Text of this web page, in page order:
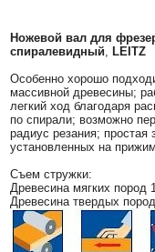
Ножевой вал для
спиралевидный, LEITZ
Особенно хорошо
массивной древесины;
легкий ход благодаря
по спирали; возможно
радиус резания;
установленных на
Съем стружки:
Древесина мягких пород
Древесина твердых